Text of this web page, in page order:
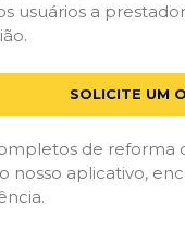
usuários a
SOLICITE UM
de
nosso aplicativo,